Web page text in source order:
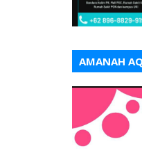
AMANAH